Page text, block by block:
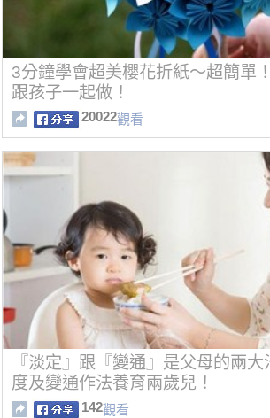
3分鐘學會超美櫻花折紙～超簡單
跟孩子一起做！
20022觀看
『淡定』跟『變通』是父母的兩
度及變通作法養育兩歲兒！
142觀看